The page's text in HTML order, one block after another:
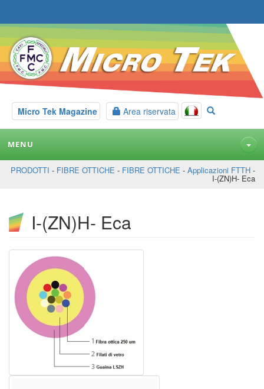
Micro Tek Magazine Area riservata
MENU
PRODOTTI - FIBRE OTTICHE - FIBRE OTTICHE - Applicazioni FTTH -
I-(ZN)H- Eca
I-(ZN)H- Eca